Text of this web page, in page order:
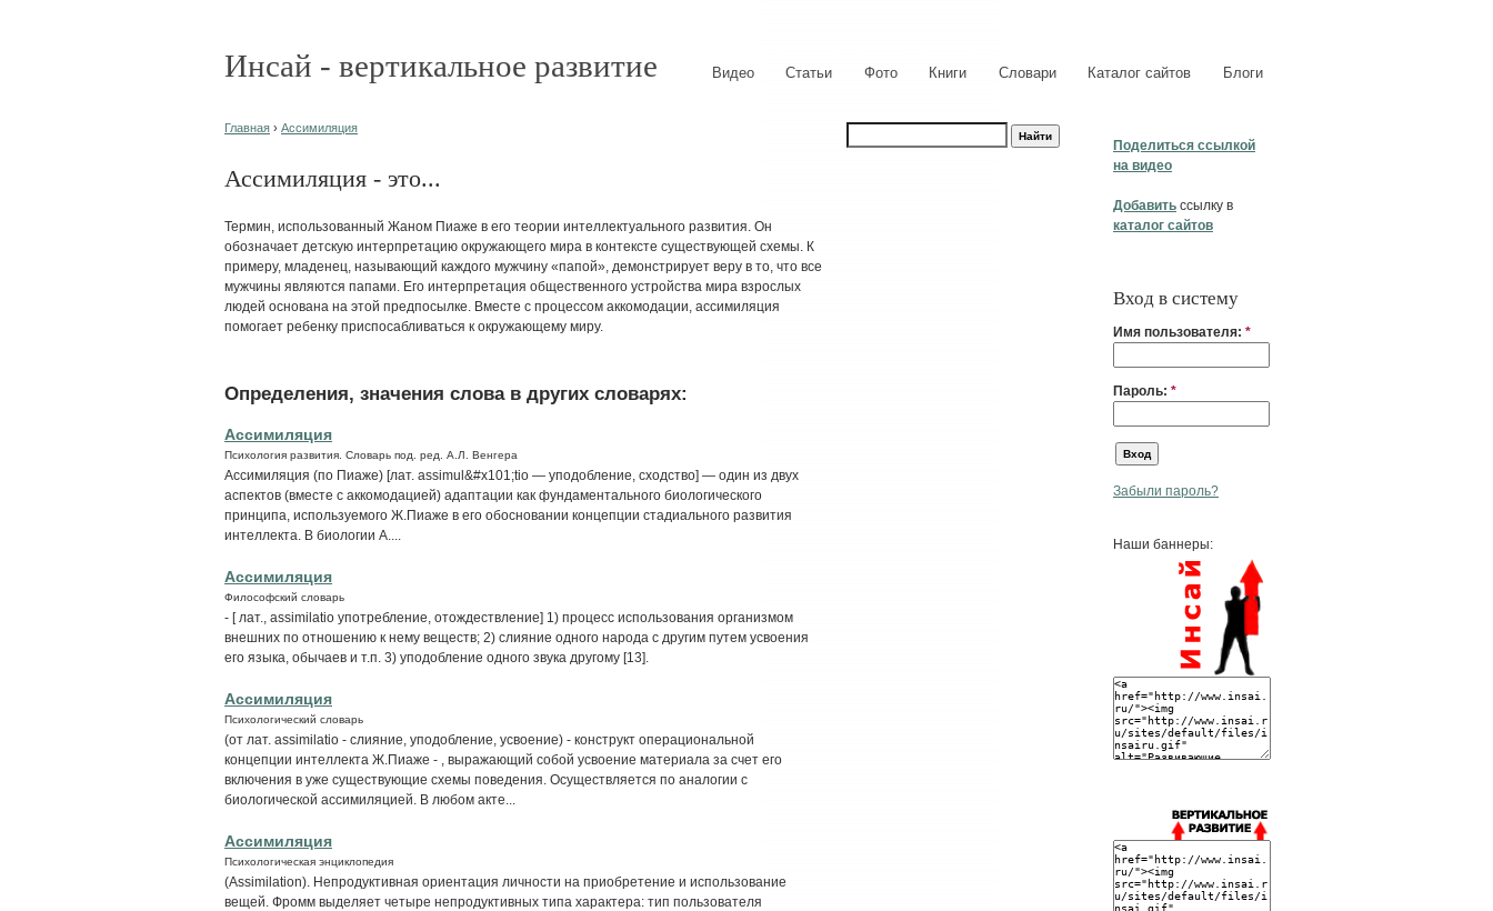
Инсай - вертикальное развитие Видео Статьи Фото Книги Словари Каталог сайтов Блоги
Поделиться ссылкой
на видео
Добавить ссылку в
каталог сайтов
Вход в систему
Имя пользователя: *
Пароль: *
Забыли пароль?
Наши баннеры:
Главная › Ассимиляция
Ассимиляция - это...
Термин, использованный Жаном Пиаже в его теории интеллектуального развития. Он
обозначает детскую интерпретацию окружающего мира в контексте существующей схемы. К
примеру, младенец, называющий каждого мужчину «папой», демонстрирует веру в то, что все
мужчины являются папами. Его интерпретация общественного устройства мира взрослых
людей основана на этой предпосылке. Вместе с процессом аккомодации, ассимиляция
помогает ребенку приспосабливаться к окружающему миру.
Определения, значения слова в других словарях:
Ассимиляция
Психология развития. Словарь под. ред. А.Л. Венгера
Ассимиляция (по Пиаже) [лат. assimul&#x101;tio — уподобление, сходство] — один из двух
аспектов (вместе с аккомодацией) адаптации как фундаментального биологического
принципа, используемого Ж.Пиаже в его обосновании концепции стадиального развития
интеллекта. В биологии А....
Ассимиляция
Философский словарь
- [ лат., assimilatio употребление, отождествление] 1) процесс использования организмом
внешних по отношению к нему веществ; 2) слияние одного народа с другим путем усвоения
его языка, обычаев и т.п. 3) уподобление одного звука другому [13].
Ассимиляция
Психологический словарь
(от лат. assimilatio - слияние, уподобление, усвоение) - конструкт операциональной
концепции интеллекта Ж.Пиаже - , выражающий собой усвоение материала за счет его
включения в уже существующие схемы поведения. Осуществляется по аналогии с
биологической ассимиляцией. В любом акте...
Ассимиляция
Психологическая энциклопедия
(Assimilation). Непродуктивная ориентация личности на приобретение и использование
вещей. Фромм выделяет четыре непродуктивных типа характера: тип пользователя